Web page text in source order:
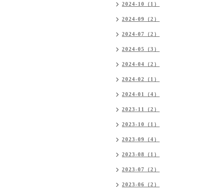
2024-10（1）
2024-09（2）
2024-07（2）
2024-05（3）
2024-04（2）
2024-02（1）
2024-01（4）
2023-11（2）
2023-10（1）
2023-09（4）
2023-08（1）
2023-07（2）
2023-06（2）